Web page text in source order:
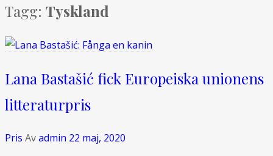
Tagg: Tyskland
Lana Bastašić fick Europeiska unionens
litteraturpris
Pris Avadmin 22 maj, 2020